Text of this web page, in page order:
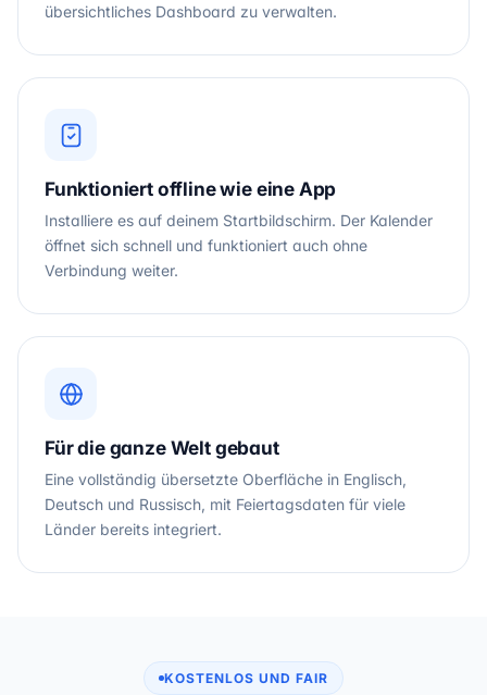
übersichtliches Dashboard zu verwalten.
Funktioniert offline wie eine App
Installiere es auf deinem Startbildschirm. Der Kalender
öffnet sich schnell und funktioniert auch ohne
Verbindung weiter.
Für die ganze Welt gebaut
Eine vollständig übersetzte Oberfläche in Englisch,
Deutsch und Russisch, mit Feiertagsdaten für viele
Länder bereits integriert.
KOSTENLOS UND FAIR